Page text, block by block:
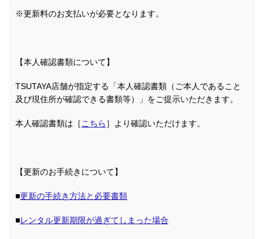
※更新料のお支払いが必要となります。
【本人確認書類について】
TSUTAYA店舗が指定する「本人確認書類（ご本人であること
及び現住所が確認できる書類等）」をご提示いただきます。
本人確認書類は［こちら ］より確認いただけます。
【更新のお手続きについて】
■更新の手続き方法と必要書類
■レンタル更新期限が過ぎてしまった場合